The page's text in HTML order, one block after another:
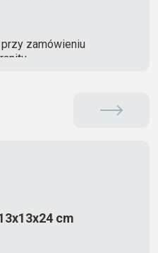
przy zamówieniu
cm